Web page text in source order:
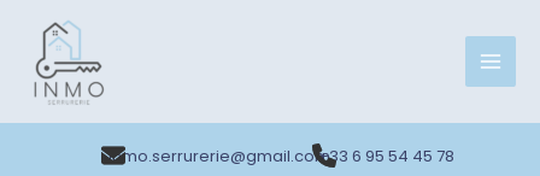
contenu
inmo.serrurerie@gmail.com+33 6 95 54 45 78